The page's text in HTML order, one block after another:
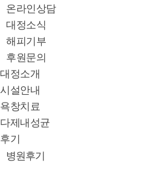
온라인상담
대정소식
해피기부
후원문의
대정소개
시설안내
욕창치료
다제내성균
후기
병원후기